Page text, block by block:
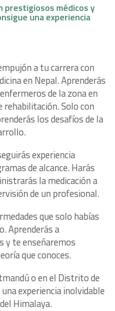
prestigiosos médicos y
una experiencia
a tu carrera con
en Nepal. Aprenderás
de la zona en
Solo con
los desafíos de la
experiencia
de alcance. Harás
la medicación a
de un profesional.
que solo habías
Aprenderás a
y te enseñaremos
que conoces.
o en el Distrito de
experiencia inolvidable
Himalaya.